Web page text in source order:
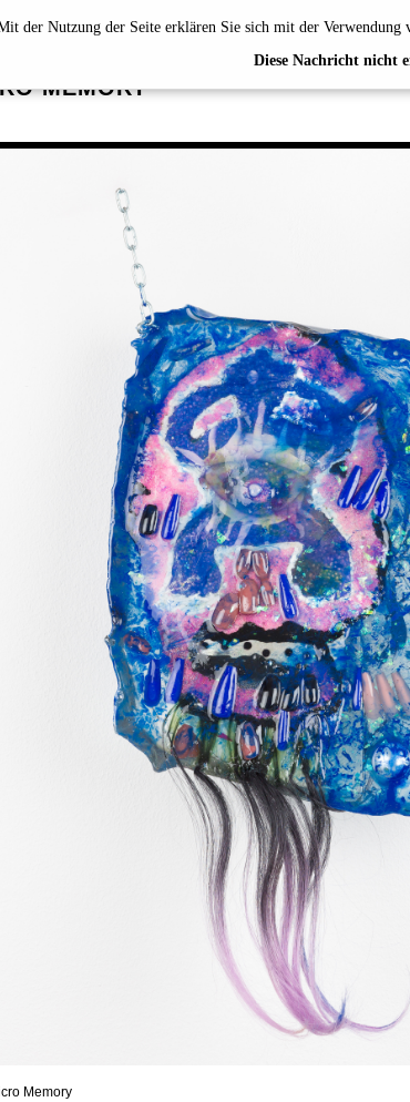
der Nutzung der Seite erklären Sie sich mit der
Diese Nachricht nicht
WEBER
MEMORY
Memory